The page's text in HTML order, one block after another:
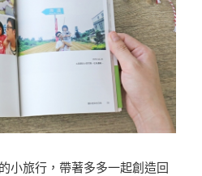
小旅行，帶著多多一起創造回